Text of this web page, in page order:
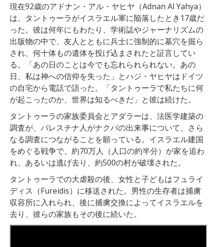
現在92歳のアドナン・アル・ヤヒヤ（Adnan Al Yahya）
は、タントゥーラがイスラエル軍に陥落したとき17歳だ
った。彼は何年にもわたり、学術誌やジャーナリズムの
出版物の中で、友人とともに兵士に強制的に墓穴を掘ら
され、何十体もの遺体を投げ込まされたと証言してい
る。「あの日のことは今でも忘れられられない。あの
日、私は神への信仰を失った」とハジ・ヤヒヤはドイツ
の自宅から電話で語った。「タントゥーラで私たちに何
が起こったのか、世界は知るべきだ」と彼は続けた。
タントゥーラの家族委員会とアダラーは、法医学建築の
調査が、パレスチナ人がナクバの出来事について、さら
なる調査につながることを願っている。イスラエル建国
をめぐる戦争で、約70万人（人口の約半分）が家を追わ
れ、あるいは逃げ去り、約500の村が破壊された。
タントゥーラでの大虐殺の後、女性と子どもはフュライ
ディス（Fureidis）に移送された。男性の生存者は捕虜
収容所に入れられ、後に捕虜交換によってイスラエルを
去り、彼らの家族もその後に続いた。